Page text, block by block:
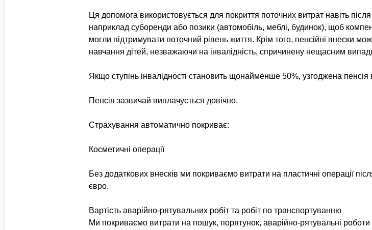
Ця допомога використовується для покриття поточних витрат навіть
наприклад суборенди або позики (автомобіль, меблі, будинок), щоб
могли підтримувати поточний рівень життя. Крім того, пенсійні внески
навчання дітей, незважаючи на інвалідність, спричинену нещасним
Якщо ступінь інвалідності становить щонайменше 50%, узгоджена
Пенсія зазвичай виплачується довічно.
Страхування автоматично покриває:
Косметичні операції
Без додаткових внесків ми покриваємо витрати на пластичні операції
євро.
Вартість аварійно-рятувальних робіт та робіт по транспортуванню
Ми покриваємо витрати на пошук, порятунок, аварійно-рятувальні роботи